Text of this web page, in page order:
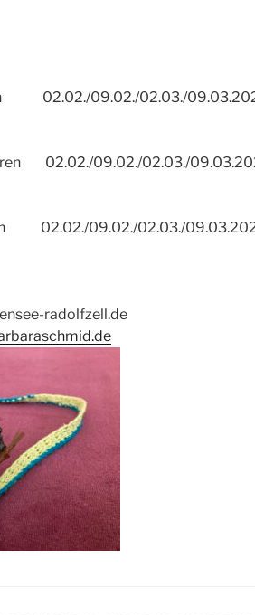
02.02./09.02./02.03./
02.02./09.02./02.03./
02.02./09.02./02.03./
radolfzell.de